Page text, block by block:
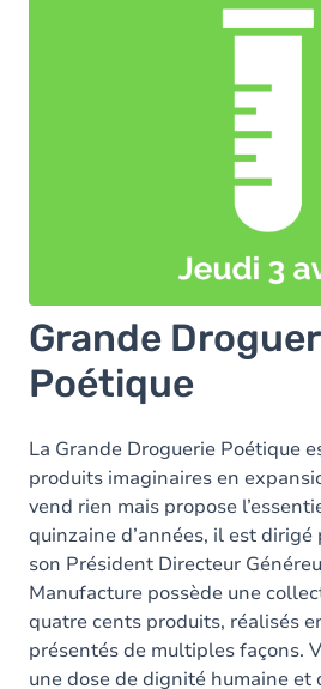
Grande
Poétique
La Grande Droguerie Poétique
produits imaginaires en
vend rien mais propose
quinzaine d’années, il est dirigé
son Président Directeur
Manufacture possède une
quatre cents produits, réalisés
présentés de multiples façons.
une dose de dignité humaine et